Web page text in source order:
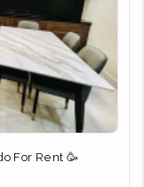
For Rent 🥳